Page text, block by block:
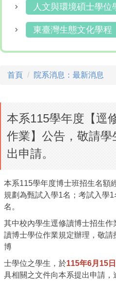
人文與環境碩士學位
東臺灣生態文化學程
首頁 院系消息：最新消息
本系115學年度【逕
作業】公告，敬請
出申請。
本系115學年度博士班招生名額
規劃為甄試入學1名；考試入學
名。
其中校內學生逕修讀博士招生
讀博士學位作業規定辦理，敬
博
士學位之學生，於115年6月15
具相關之文件向本系提出申請，